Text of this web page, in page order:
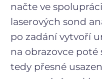
načte ve
laserových sond
po zadání vytvoří
na obrazovce
tedy přesné